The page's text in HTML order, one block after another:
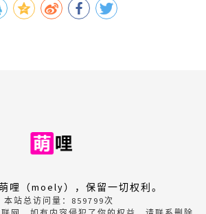
哩（moely），保留一切权利。
本站总访问量： 859799次